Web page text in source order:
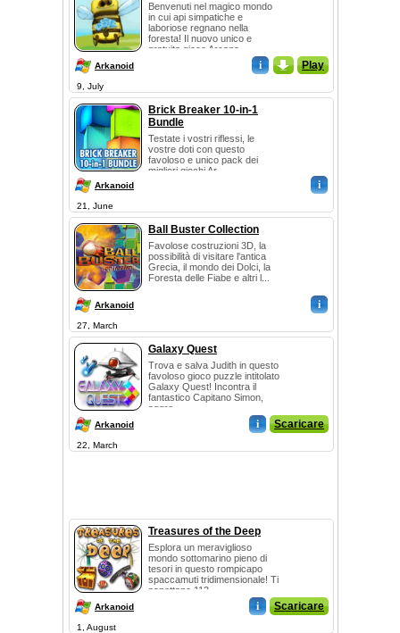
Benvenuti nel magico mondo
in cui api simpatiche e
laboriose regnano nella
foresta! Il nuovo unico e
gratuito gioco Arcano...
Arkanoid i _ Play
9, July
Brick Breaker 10-in-1
Bundle
Testate i vostri riflessi, le
vostre doti con questo
favoloso e unico pack dei
migliori giochi Ar...
Arkanoid i
21, June
Ball Buster Collection
Favolose costruzioni 3D, la
possibilità di visitare l'antica
Grecia, il mondo dei Dolci, la
Foresta delle Fiabe e altri l...
Arkanoid i
27, March
Galaxy Quest
Trova e salva Judith in questo
favoloso gioco puzzle intitolato
Galaxy Quest! Incontra il
fantastico Capitano Simon,
aggre...
Arkanoid i Scaricare
22, March
Treasures of the Deep
Esplora un meraviglioso
mondo sottomarino pieno di
tesori in questo rompicapo
spaccamuti tridimensionale! Ti
aspettano 113...
Arkanoid i Scaricare
1, August